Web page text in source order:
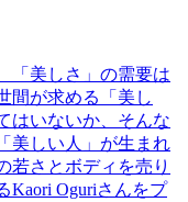
「美しさ」の需要は
間が求める「美し
はいないか、そんな
美しい人」が生まれ
若さとボディを売り
Kaori Oguriさんをプ